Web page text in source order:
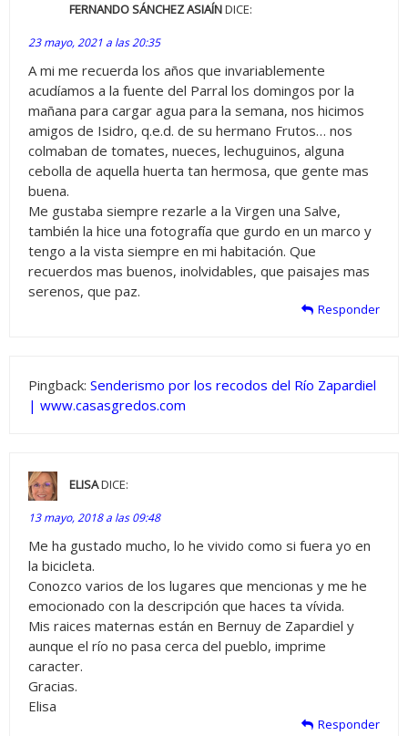
FERNANDO SÁNCHEZ ASIAÍNDICE:
23 mayo, 2021 a las 20:35
A mi me recuerda los años que invariablemente
acudíamos a la fuente del Parral los domingos por la
mañana para cargar agua para la semana, nos hicimos
amigos de Isidro, q.e.d. de su hermano Frutos… nos
colmaban de tomates, nueces, lechuguinos, alguna
cebolla de aquella huerta tan hermosa, que gente mas
buena.
Me gustaba siempre rezarle a la Virgen una Salve,
también la hice una fotografía que gurdo en un marco y
tengo a la vista siempre en mi habitación. Que
recuerdos mas buenos, inolvidables, que paisajes mas
serenos, que paz.
Responder
Pingback: Senderismo por los recodos del Río Zapardiel
| www.casasgredos.com
ELISADICE:
13 mayo, 2018 a las 09:48
Me ha gustado mucho, lo he vivido como si fuera yo en
la bicicleta.
Conozco varios de los lugares que mencionas y me he
emocionado con la descripción que haces ta vívida.
Mis raices maternas están en Bernuy de Zapardiel y
aunque el río no pasa cerca del pueblo, imprime
caracter.
Gracias.
Elisa
Responder